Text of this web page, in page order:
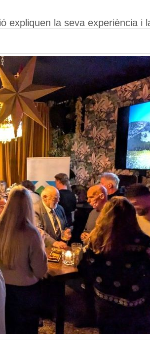
expliquen la seva experiència i